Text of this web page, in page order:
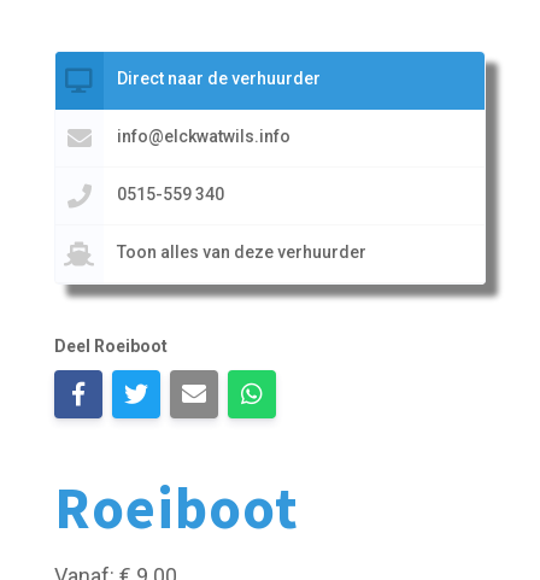
Roeiboot
Direct naar de verhuurder
info@elckwatwils.info
0515-559 340
Toon alles van deze verhuurder
Deel Roeiboot